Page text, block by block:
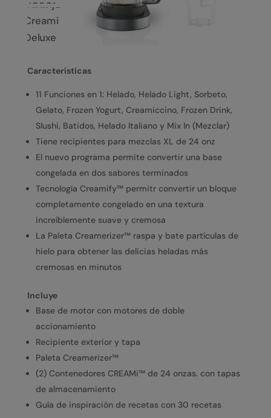
Características
11 Funciones en 1: Helado, Helado Light, Sorbeto,
Gelato, Frozen Yogurt, Creamiccino, Frozen Drink,
Slushi, Batidos, Helado Italiano y Mix In (Mezclar)
Tiene recipientes para mezclas XL de 24 onz
El nuevo programa permite convertir una base
congelada en dos sabores terminados
Tecnología Creamify™ permitr convertir un bloque
completamente congelado en una textura
increíblemente suave y cremosa
La Paleta Creamerizer™ raspa y bate partículas de
hielo para obtener las delicias heladas más
cremosas en minutos
Incluye
Base de motor con motores de doble
accionamiento
Recipiente exterior y tapa
Paleta Creamerizer™
(2) Contenedores CREAMi™ de 24 onzas. con tapas
de almacenamiento
Guía de inspiración de recetas con 30 recetas